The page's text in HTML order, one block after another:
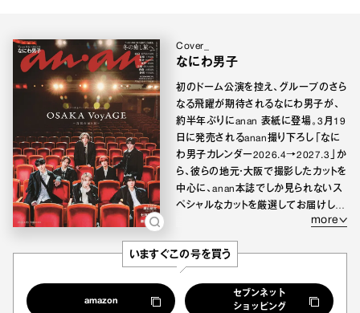
Cover_
なにわ男子
more
初のドーム公演を控え、グループのさら
なる飛躍が期待されるなにわ男子が、
約半年ぶりにanan 表紙に登場。3月19
日に発売されるanan撮り下ろし「なに
わ男子カレンダー2026.4→2027.3」か
ら、彼らの地元・大阪で撮影したカットを
中心に、anan本誌でしか見られないス
ペシャルなカットを厳選してお届けしま
いますぐこの号を買う
amazon
セブンネット
ショッピング